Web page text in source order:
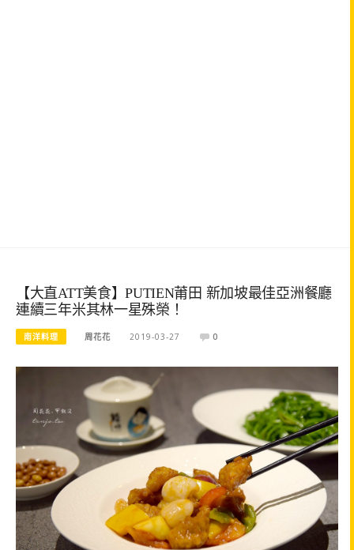
【大直ATT美食】PUTIEN莆田 新加坡最佳亞洲餐廳
連續三年米其林一星殊榮！
南洋料理 周花花 2019-03-27 0